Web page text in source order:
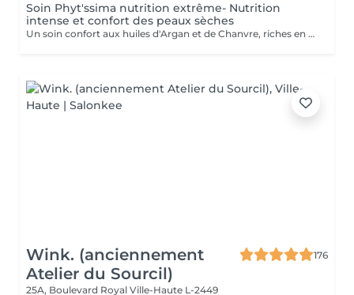
Soin Phyt'ssima nutrition extrême- Nutrition
intense et confort des peaux sèches
Un soin confort aux huiles d'Argan et de Chanvre, riches en Oméga 3 et 6, qui protège les peaux sèches. Réparateur et relipidant, il nourrit les peaux qui tiraillent.
Wink. (anciennement
Atelier du Sourcil)
176
25A, Boulevard Royal Ville-Haute L-2449